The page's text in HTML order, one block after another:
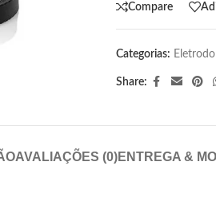
Compare
Categorias:
Share:
AVALIAÇÕES (0)ENTREGA &